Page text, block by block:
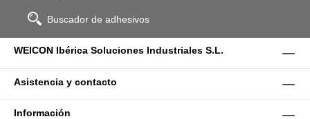
Buscador de adhesivos
WEICON Ibérica Soluciones Industriales S.L.
Asistencia y contacto
Información